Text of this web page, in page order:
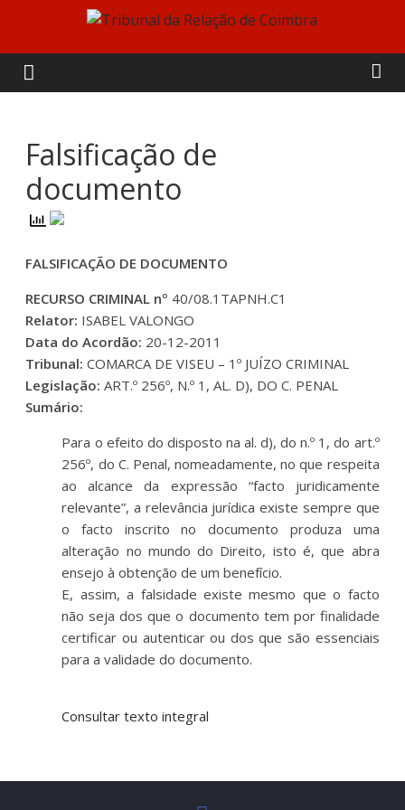
content
Tribunal
da
Relação
de
Coimbra
Falsificação de
documento
FALSIFICAÇÃO DE DOCUMENTO
RECURSO CRIMINAL nº 40/08.1TAPNH.C1
Relator: ISABEL VALONGO
Data do Acordão: 20-12-2011
Tribunal: COMARCA DE VISEU – 1º JUÍZO CRIMINAL
Legislação:ART.º 256º, N.º 1, AL. D), DO C. PENAL
Sumário:
Para o efeito do disposto na al. d), do n.º 1, do art.º
256º, do C. Penal, nomeadamente, no que respeita
ao alcance da expressão “facto juridicamente
relevante”, a relevância jurídica existe sempre que
o facto inscrito no documento produza uma
alteração no mundo do Direito, isto é, que abra
ensejo à obtenção de um benefício.
E, assim, a falsidade existe mesmo que o facto
não seja dos que o documento tem por finalidade
certificar ou autenticar ou dos que são essenciais
para a validade do documento.
Consultar texto integral